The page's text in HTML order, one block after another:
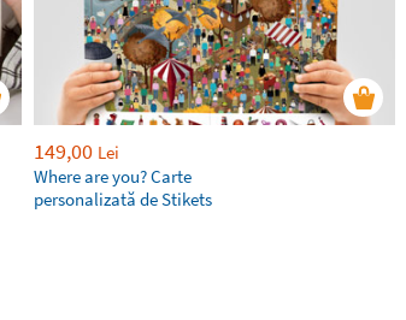
149,00 Lei
Where are you? Carte
personalizată de Stikets